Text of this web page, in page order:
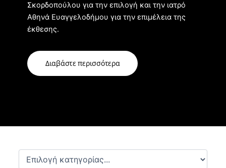
Σκορδοπούλου για την επιλογή και την ιατρό
Αθηνά Ευαγγελοδήμου για την επιμέλεια της
έκθεσης.
Διαβάστε περισσότερα